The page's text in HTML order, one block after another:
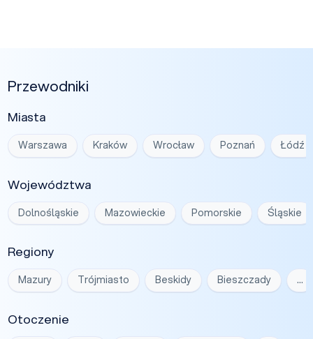
Przewodniki
Miasta
Warszawa Kraków Wrocław Poznań Łódź
Województwa
Dolnośląskie Mazowieckie Pomorskie Śląskie
Regiony
Mazury Trójmiasto Beskidy Bieszczady …
Otoczenie